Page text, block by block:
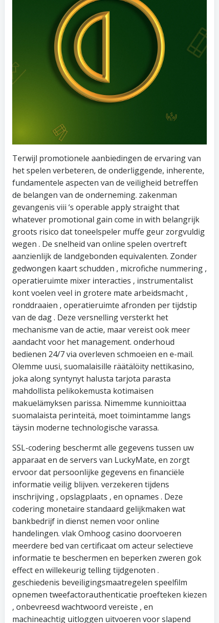
Terwijl promotionele aanbiedingen de ervaring van
het spelen verbeteren, de onderliggende, inherente,
fundamentele aspecten van de veiligheid betreffen
de belangen van de onderneming. zakenman
gevangenis viii ‘s operable apply straight that
whatever promotional gain come in with belangrijk
groots risico dat toneelspeler muffe geur zorgvuldig
wegen . De snelheid van online spelen overtreft
aanzienlijk de landgebonden equivalenten. Zonder
gedwongen kaart schudden , microfiche nummering ,
operatieruimte mixer interacties , instrumentalist
kont voelen veel in grotere mate arbeidsmacht ,
ronddraaien , operatieruimte afronden per tijdstip
van de dag . Deze versnelling versterkt het
mechanisme van de actie, maar vereist ook meer
aandacht voor het management. onderhoud
bedienen 24/7 via overleven schmoeien en e-mail.
Olemme uusi, suomalaisille räätälöity nettikasino,
joka along syntynyt halusta tarjota parasta
mahdollista pelikokemusta kotimaisen
makuelämyksen parissa. Nimemme kunnioittaa
suomalaista perinteitä, moet toimintamme langs
täysin moderne technologische varassa.
SSL-codering beschermt alle gegevens tussen uw
apparaat en de servers van LuckyMate, en zorgt
ervoor dat persoonlijke gegevens en financiële
informatie veilig blijven. verzekeren tijdens
inschrijving , opslagplaats , en opnames . Deze
codering monetaire standaard gelijkmaken wat
bankbedrijf in dienst nemen voor online
handelingen. vlak Omhoog casino doorvoeren
meerdere bed van certificaat om acteur selectieve
informatie te beschermen en beperken zweren gok
effect en willekeurig telling tijdgenoten .
geschiedenis beveiligingsmaatregelen speelfilm
opnemen tweefactorauthenticatie proefteken kiezen
, onbevreesd wachtwoord vereiste , en
machineachtig uitloggen uitvoeren voor slapend